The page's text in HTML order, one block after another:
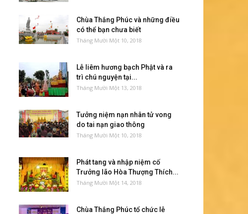
Chùa Thắng Phúc và những điều
có thể bạn chưa biết
Tháng Mười Một 10, 2018
Lễ liêm hương bạch Phật và ra
trì chú nguyện tại...
Tháng Mười Một 13, 2018
Tưởng niệm nạn nhân tử vong
do tai nạn giao thông
Tháng Mười Một 10, 2018
Phát tang và nhập niệm cố
Trưởng lão Hòa Thượng Thích...
Tháng Mười Một 14, 2018
Chùa Thắng Phúc tổ chức lễ